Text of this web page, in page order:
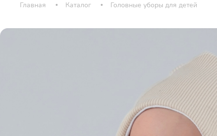
Главная Каталог Головные уборы для детей